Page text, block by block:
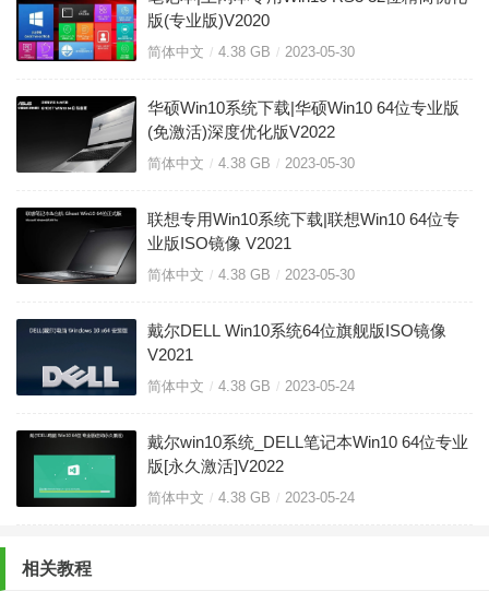
版(专业版)V2020
简体中文 4.38 GB 2023-05-30
华硕Win10系统下载|华硕Win10 64位专业版
(免激活)深度优化版V2022
简体中文 4.38 GB 2023-05-30
联想专用Win10系统下载|联想Win10 64位专
业版ISO镜像 V2021
简体中文 4.38 GB 2023-05-30
戴尔DELL Win10系统64位旗舰版ISO镜像
V2021
简体中文 4.38 GB 2023-05-24
戴尔win10系统_DELL笔记本Win10 64位专业
版[永久激活]V2022
简体中文 4.38 GB 2023-05-24
相关教程